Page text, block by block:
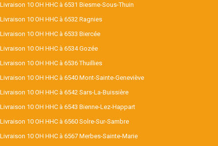
Livraison 10 OH HHC à 6531 Biesme-Sous-Thuin
Livraison 10 OH HHC à 6532 Ragnies
Livraison 10 OH HHC à 6533 Biercée
Livraison 10 OH HHC à 6534 Gozée
Livraison 10 OH HHC à 6536 Thuillies
Livraison 10 OH HHC à 6540 Mont-Sainte-Geneviève
Livraison 10 OH HHC à 6542 Sars-La-Buissière
Livraison 10 OH HHC à 6543 Bienne-Lez-Happart
Livraison 10 OH HHC à 6560 Solre-Sur-Sambre
Livraison 10 OH HHC à 6567 Merbes-Sainte-Marie